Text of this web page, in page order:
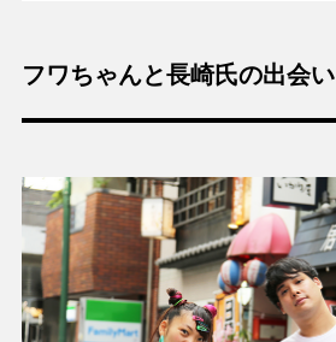
フワちゃんと長崎氏の出会い